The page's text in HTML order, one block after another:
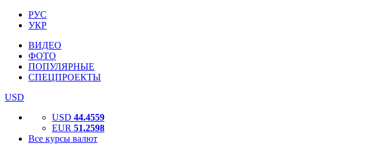
РУС
УКР
ВИДЕО
ФОТО
ПОПУЛЯРНЫЕ
СПЕЦПРОЕКТЫ
USD
USD 44.4559
EUR 51.2598
Все курсы валют